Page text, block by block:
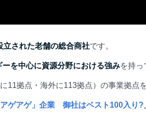
立された老舗の総合商社です。
を中心に資源分野における強みを持っ
11拠点・海外に113拠点）の事業拠点
ゲアゲ」企業 御社はベスト100入り?